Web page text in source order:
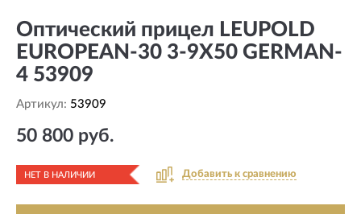
Оптический прицел LEUPOLD
EUROPEAN-30 3-9X50 GERMAN-
4 53909
Артикул: 53909
50 800 руб.
НЕТ В НАЛИЧИИ Добавить к сравнению